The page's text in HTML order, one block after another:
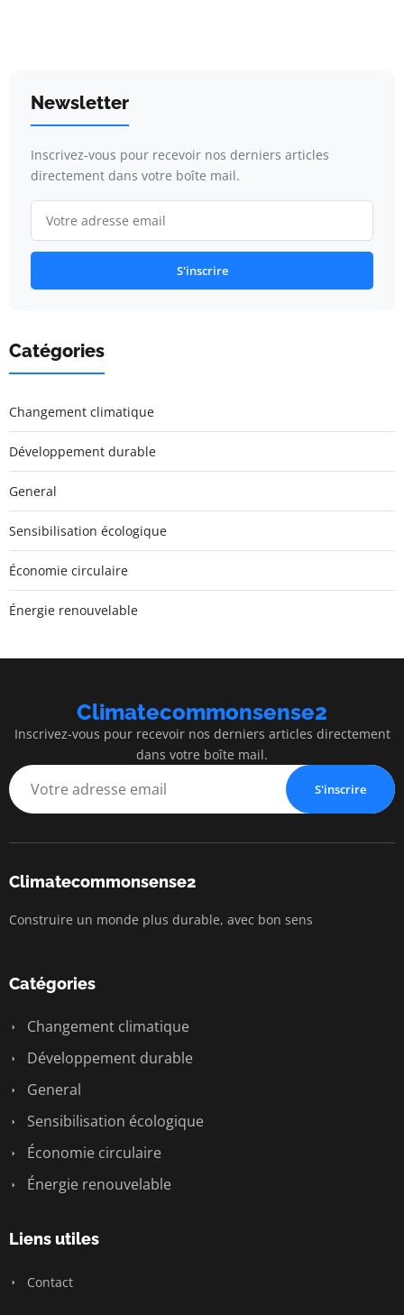
Newsletter
Inscrivez-vous pour recevoir nos derniers articles
directement dans votre boîte mail.
S'inscrire
Catégories
Changement climatique
Développement durable
General
Sensibilisation écologique
Économie circulaire
Énergie renouvelable
Climatecommonsense2
Inscrivez-vous pour recevoir nos derniers articles directement
dans votre boîte mail.
S'inscrire
Climatecommonsense2
Construire un monde plus durable, avec bon sens
Catégories
Changement climatique
Développement durable
General
Sensibilisation écologique
Économie circulaire
Énergie renouvelable
Liens utiles
Contact